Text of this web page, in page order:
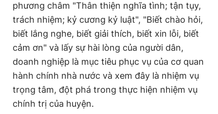
phương châm "Thân thiện nghĩa tình; tận tụy,
trách nhiệm; kỷ cương kỷ luật", "Biết chào hỏi,
biết lắng nghe, biết giải thích, biết xin lỗi, biết
cảm ơn" và lấy sự hài lòng của người dân,
doanh nghiệp là mục tiêu phục vụ của cơ quan
hành chính nhà nước và xem đây là nhiệm vụ
trọng tâm, đột phá trong thực hiện nhiệm vụ
chính trị của huyện.